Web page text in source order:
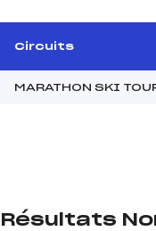
Circuits
MARATHON SKI
Résultats